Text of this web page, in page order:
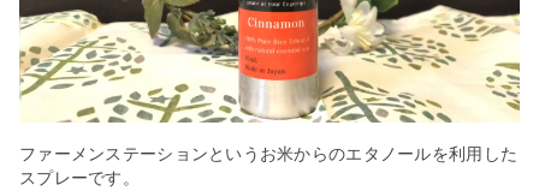
ファーメンステーションというお米からのエタノールを利用した
スプレーです。